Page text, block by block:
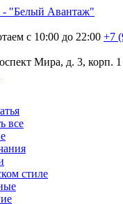
с 10:00 до 22:00 +7
Мира, д. 3, корп. 1
все
стиле